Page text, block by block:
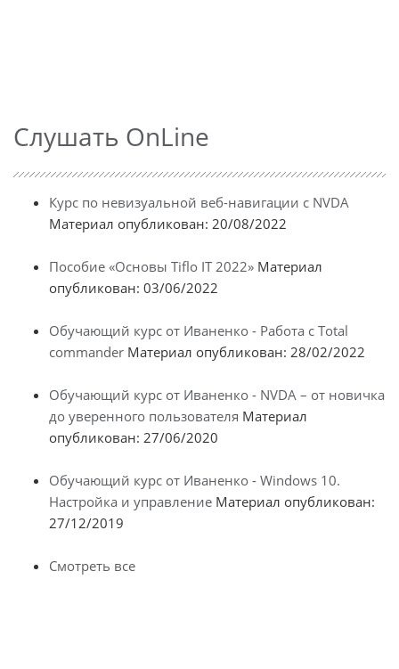
Слушать OnLine
Курс по невизуальной веб-навигации с NVDA
Материал опубликован: 20/08/2022
Пособие «Основы Tiflo IT 2022» Материал
опубликован: 03/06/2022
Обучающий курс от Иваненко - Работа с Total
commander Материал опубликован: 28/02/2022
Обучающий курс от Иваненко - NVDA – от новичка
до уверенного пользователя Материал
опубликован: 27/06/2020
Обучающий курс от Иваненко - Windows 10.
Настройка и управление Материал опубликован:
27/12/2019
Смотреть все